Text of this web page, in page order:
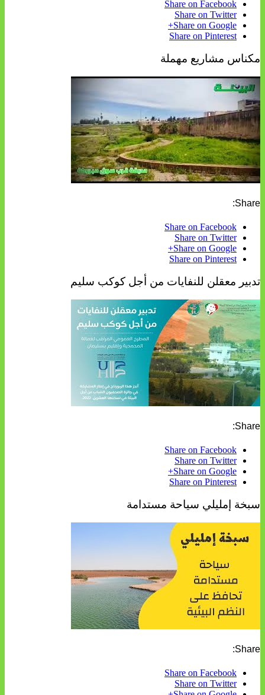
Share on Facebook
Share on Twitter
Share on Google+
Share on Pinterest
مكناس مشاريع مهملة
Share:
Share on Facebook
Share on Twitter
Share on Google+
Share on Pinterest
تدبير معقلن للنفايات من أجل كوكب سليم
Share:
Share on Facebook
Share on Twitter
Share on Google+
Share on Pinterest
سبخة إمليلي سياحة مستدامة
Share:
Share on Facebook
Share on Twitter